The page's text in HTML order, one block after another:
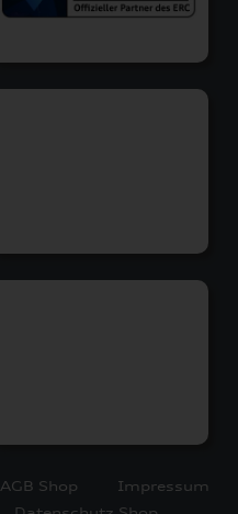
AGB Shop
Impressum